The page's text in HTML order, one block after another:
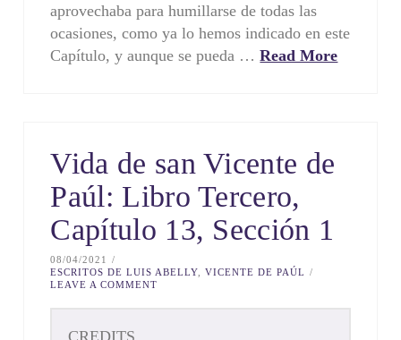
aprovechaba para humillarse de todas las
ocasiones, como ya lo hemos indicado en este
Capítulo, y aunque se pueda …Read More
Vida de san Vicente de
Paúl: Libro Tercero,
Capítulo 13, Sección 1
08/04/2021
ESCRITOS DE LUIS ABELLY ,VICENTE DE PAÚL
LEAVE A COMMENT